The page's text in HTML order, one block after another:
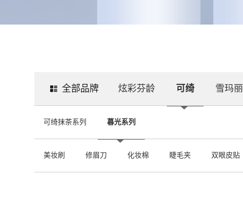
全部品牌 炫彩芬龄 可绮 雪玛丽
可绮抹茶系列 暮光系列
美妆刷 修眉刀 化妆棉 睫毛夹 双眼皮贴